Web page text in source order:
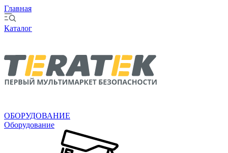
Главная
Каталог
ОБОРУДОВАНИЕ
Оборудование